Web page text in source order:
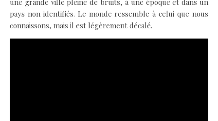
une grande ville pleine de bruits, à une époque et dans un
pays non identifiés. Le monde ressemble à celui que nous
connaissons, mais il est légèrement décalé.